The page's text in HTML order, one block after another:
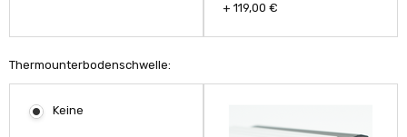
+ 119,00 €
Thermounterbodenschwelle:
Keine